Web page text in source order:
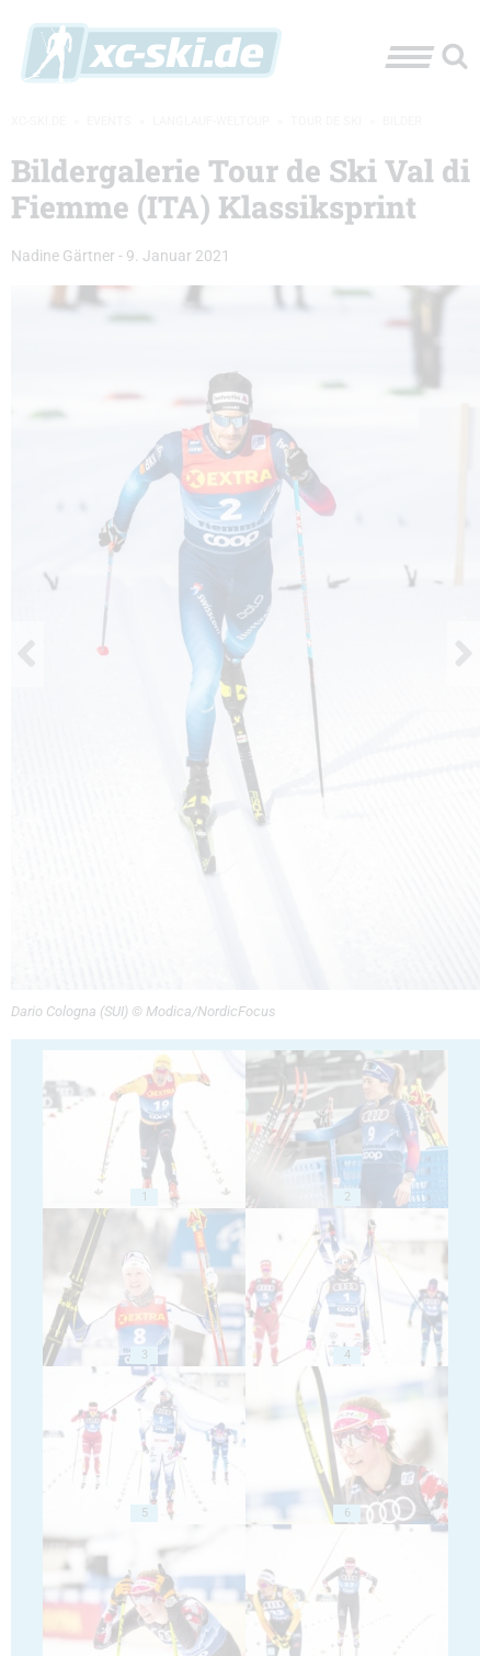
Bildergalerie Tour de Ski Val di
Fiemme (ITA) Klassiksprint
Nadine Gärtner - 9. Januar 2021
Dario Cologna (SUI) © Modica/NordicFocus
1 2
3 4
5 6